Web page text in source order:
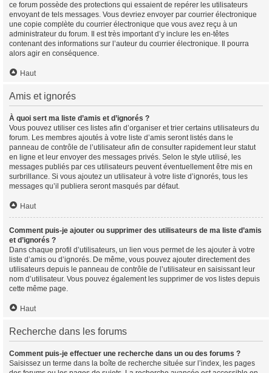
ce forum possède des protections qui essaient de repérer les utilisateurs
envoyant de tels messages. Vous devriez envoyer par courrier électronique
une copie complète du courrier électronique que vous avez reçu à un
administrateur du forum. Il est très important d’y inclure les en-têtes
contenant des informations sur l’auteur du courrier électronique. Il pourra
alors agir en conséquence.
Haut
Amis et ignorés
À quoi sert ma liste d’amis et d’ignorés ?
Vous pouvez utiliser ces listes afin d’organiser et trier certains utilisateurs du
forum. Les membres ajoutés à votre liste d’amis seront listés dans le
panneau de contrôle de l’utilisateur afin de consulter rapidement leur statut
en ligne et leur envoyer des messages privés. Selon le style utilisé, les
messages publiés par ces utilisateurs peuvent éventuellement être mis en
surbrillance. Si vous ajoutez un utilisateur à votre liste d’ignorés, tous les
messages qu’il publiera seront masqués par défaut.
Haut
Comment puis-je ajouter ou supprimer des utilisateurs de ma liste d’amis
et d’ignorés ?
Dans chaque profil d’utilisateurs, un lien vous permet de les ajouter à votre
liste d’amis ou d’ignorés. De même, vous pouvez ajouter directement des
utilisateurs depuis le panneau de contrôle de l’utilisateur en saisissant leur
nom d’utilisateur. Vous pouvez également les supprimer de vos listes depuis
cette même page.
Haut
Recherche dans les forums
Comment puis-je effectuer une recherche dans un ou des forums ?
Saisissez un terme dans la boîte de recherche située sur l’index, les pages